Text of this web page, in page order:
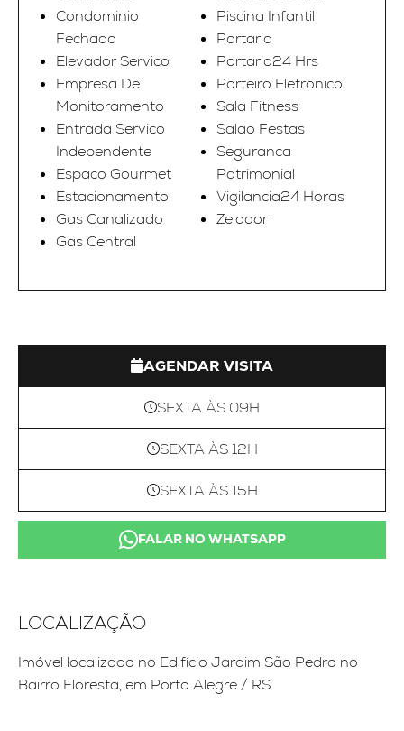
Condominio
Fechado
Elevador Servico
Empresa De
Monitoramento
Entrada Servico
Independente
Espaco Gourmet
Estacionamento
Gas Canalizado
Gas Central
Piscina Infantil
Portaria
Portaria24 Hrs
Porteiro Eletronico
Sala Fitness
Salao Festas
Seguranca
Patrimonial
Vigilancia24 Horas
Zelador
AGENDAR VISITA
SEXTA ÀS 09H
SEXTA ÀS 12H
SEXTA ÀS 15H
FALAR NO WHATSAPP
LOCALIZAÇÃO
Imóvel localizado no Edifício Jardim São Pedro no
Bairro Floresta, em Porto Alegre / RS